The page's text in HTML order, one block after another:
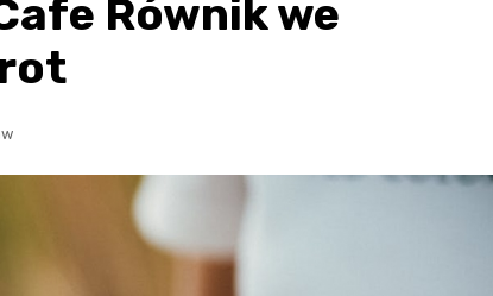
Równik we